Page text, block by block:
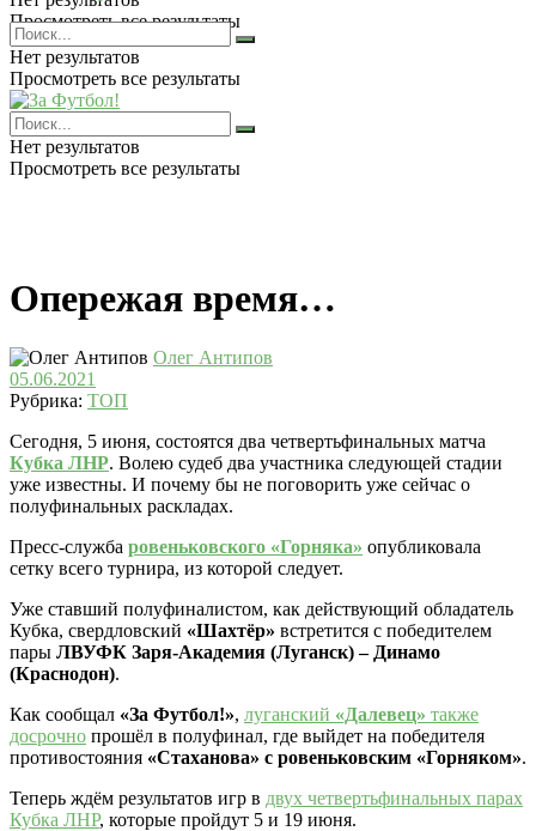
Просмотреть все результаты
Нет результатов
Просмотреть все результаты
Нет результатов
Просмотреть все результаты
Опережая время…
Олег Антипов
05.06.2021
Рубрика: ТОП
Сегодня, 5 июня, состоятся два четвертьфинальных матча
Кубка ЛНР. Волею судеб два участника следующей стадии
уже известны. И почему бы не поговорить уже сейчас о
полуфинальных раскладах.
Пресс-служба ровеньковского «Горняка» опубликовала
сетку всего турнира, из которой следует.
Уже ставший полуфиналистом, как действующий обладатель
Кубка, свердловский «Шахтёр» встретится с победителем
пары ЛВУФК Заря-Академия (Луганск) – Динамо
(Краснодон).
Как сообщал «За Футбол!», луганский «Далевец» также
досрочно прошёл в полуфинал, где выйдет на победителя
противостояния «Стаханова» с ровеньковским «Горняком».
Теперь ждём результатов игр в двух четвертьфинальных парах
Кубка ЛНР, которые пройдут 5 и 19 июня.